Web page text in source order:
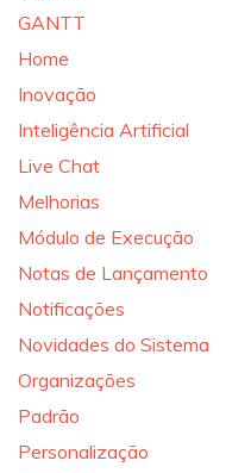
GANTT
Home
Inovação
Inteligência Artificial
Live Chat
Melhorias
Módulo de Execução
Notas de Lançamento
Notificações
Novidades do Sistema
Organizações
Padrão
Personalização